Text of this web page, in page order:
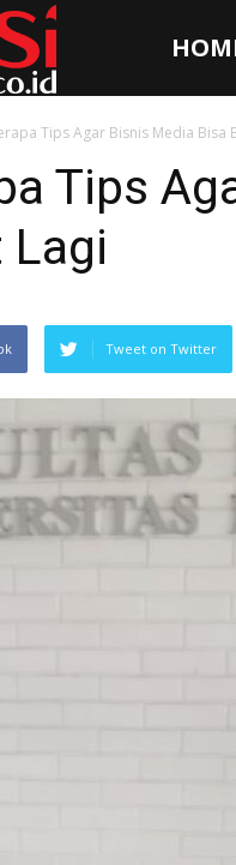
Tips Agar Bisnis Media Bisa
Tips
Lagi
Tweet on Twitter